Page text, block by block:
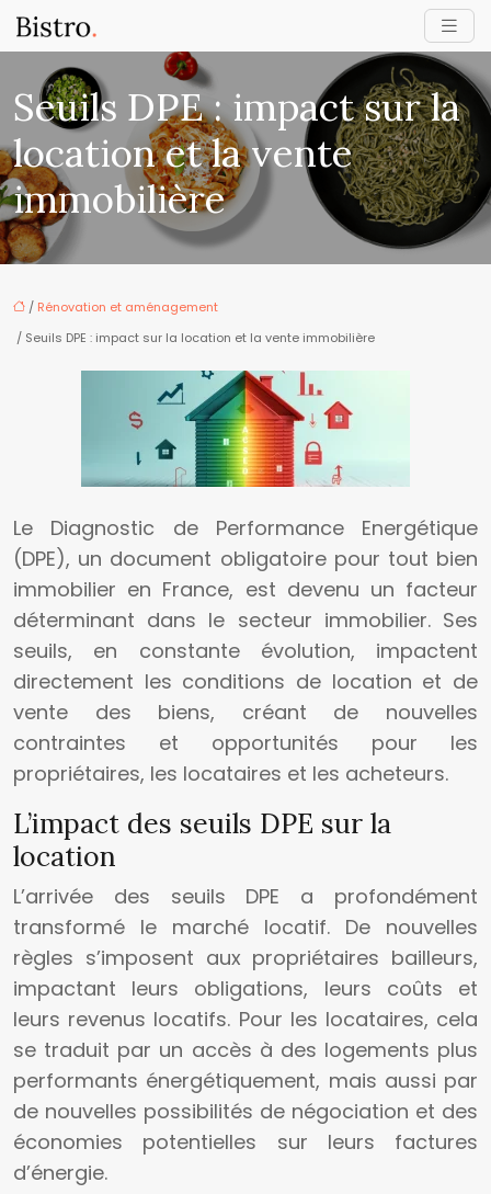
Seuils DPE : impact sur la
location et la vente
immobilière
/ Rénovation et aménagement
/ Seuils DPE : impact sur la location et la vente immobilière
Le Diagnostic de Performance Energétique
(DPE), un document obligatoire pour tout bien
immobilier en France, est devenu un facteur
déterminant dans le secteur immobilier. Ses
seuils, en constante évolution, impactent
directement les conditions de location et de
vente des biens, créant de nouvelles
contraintes et opportunités pour les
propriétaires, les locataires et les acheteurs.
L’impact des seuils DPE sur la
location
L’arrivée des seuils DPE a profondément
transformé le marché locatif. De nouvelles
règles s’imposent aux propriétaires bailleurs,
impactant leurs obligations, leurs coûts et
leurs revenus locatifs. Pour les locataires, cela
se traduit par un accès à des logements plus
performants énergétiquement, mais aussi par
de nouvelles possibilités de négociation et des
économies potentielles sur leurs factures
d’énergie.